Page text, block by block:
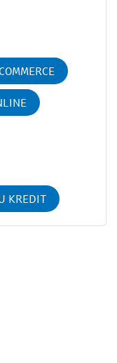
KREDIT